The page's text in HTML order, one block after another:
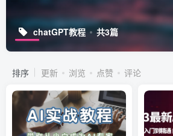
chatGPT教程 共3篇
排序 更新 浏览 点赞 评论